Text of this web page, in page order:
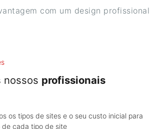
com um design profissional
nossos profissionais
os tipos de sites e o seu custo inicial para
cada tipo de site